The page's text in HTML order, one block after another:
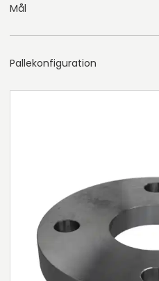
Mål
Pallekonfiguration